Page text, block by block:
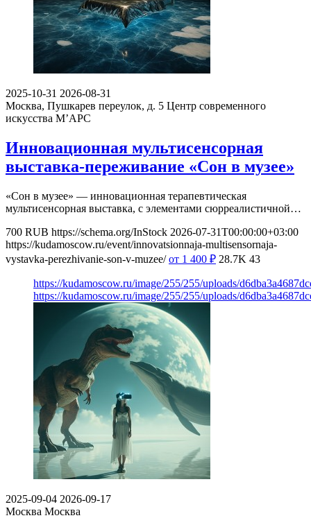
2025-10-31 2026-08-31
Москва, Пушкарев переулок, д. 5 Центр современного
искусства М’АРС
Инновационная мультисенсорная
выставка-переживание «Сон в музее»
«Сон в музее» — инновационная терапевтическая
мультисенсорная выставка, с элементами сюрреалистичной…
700 RUB https://schema.org/InStock 2026-07-31T00:00:00+03:00
https://kudamoscow.ru/event/innovatsionnaja-multisensornaja-
vystavka-perezhivanie-son-v-muzee/ от 1 400 ₽ 28.7K 43
https://kudamoscow.ru/image/255/255/uploads/
https://kudamoscow.ru/image/255/255/uploads/
2025-09-04 2026-09-17
Москва Москва